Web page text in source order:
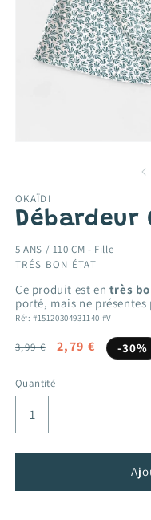
dans
fenêtre
OKAÏDI
Débardeur
5 ANS / 110 CM - Fille
TRÉS BON ÉTAT
Ce produit est en très
porté, mais ne
Réf: #15120304931140 #V
Prix
3,99 €
Prix
promotionnel
2,79 € -30%
Quantité